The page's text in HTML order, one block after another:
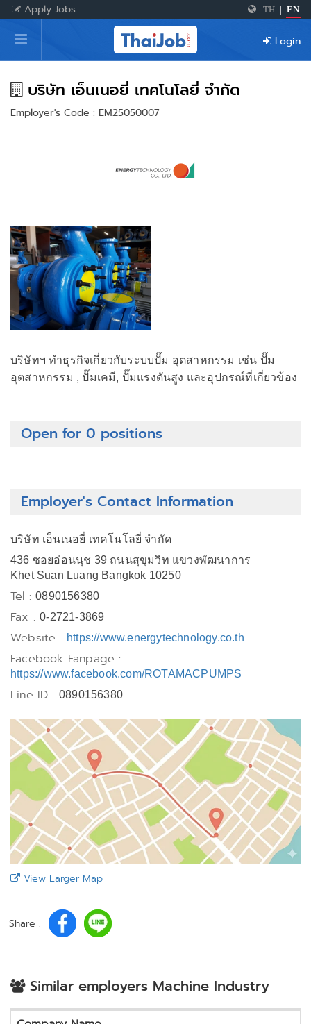
Apply Jobs TH EN
Home
Login
Register
Login
บริษัท เอ็นเนอยี่ เทคโนโลยี่ จำกัด
Employer's Code : EM25050007
บริษัทฯ ทำธุรกิจเกี่ยวกับระบบปั๊ม อุตสาหกรรม เช่น ปั๊ม
อุตสาหกรรม , ปั๊มเคมี, ปั๊มแรงดันสูง และอุปกรณ์ที่เกี่ยวข้อง
Open for 0 positions
Employer's Contact Information
บริษัท เอ็นเนอยี่ เทคโนโลยี่ จำกัด
436 ซอยอ่อนนุช 39 ถนนสุขุมวิท แขวงพัฒนาการ
Khet Suan Luang Bangkok 10250
Tel :0890156380
Fax :0-2721-3869
Website : https://www.energytechnology.co.th
Facebook Fanpage :
https://www.facebook.com/ROTAMACPUMPS
Line ID : 0890156380
View Larger Map
Share :
Similar employers Machine Industry